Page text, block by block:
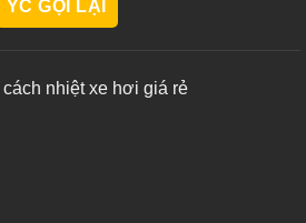
nhiệt xe hơi giá rẻ